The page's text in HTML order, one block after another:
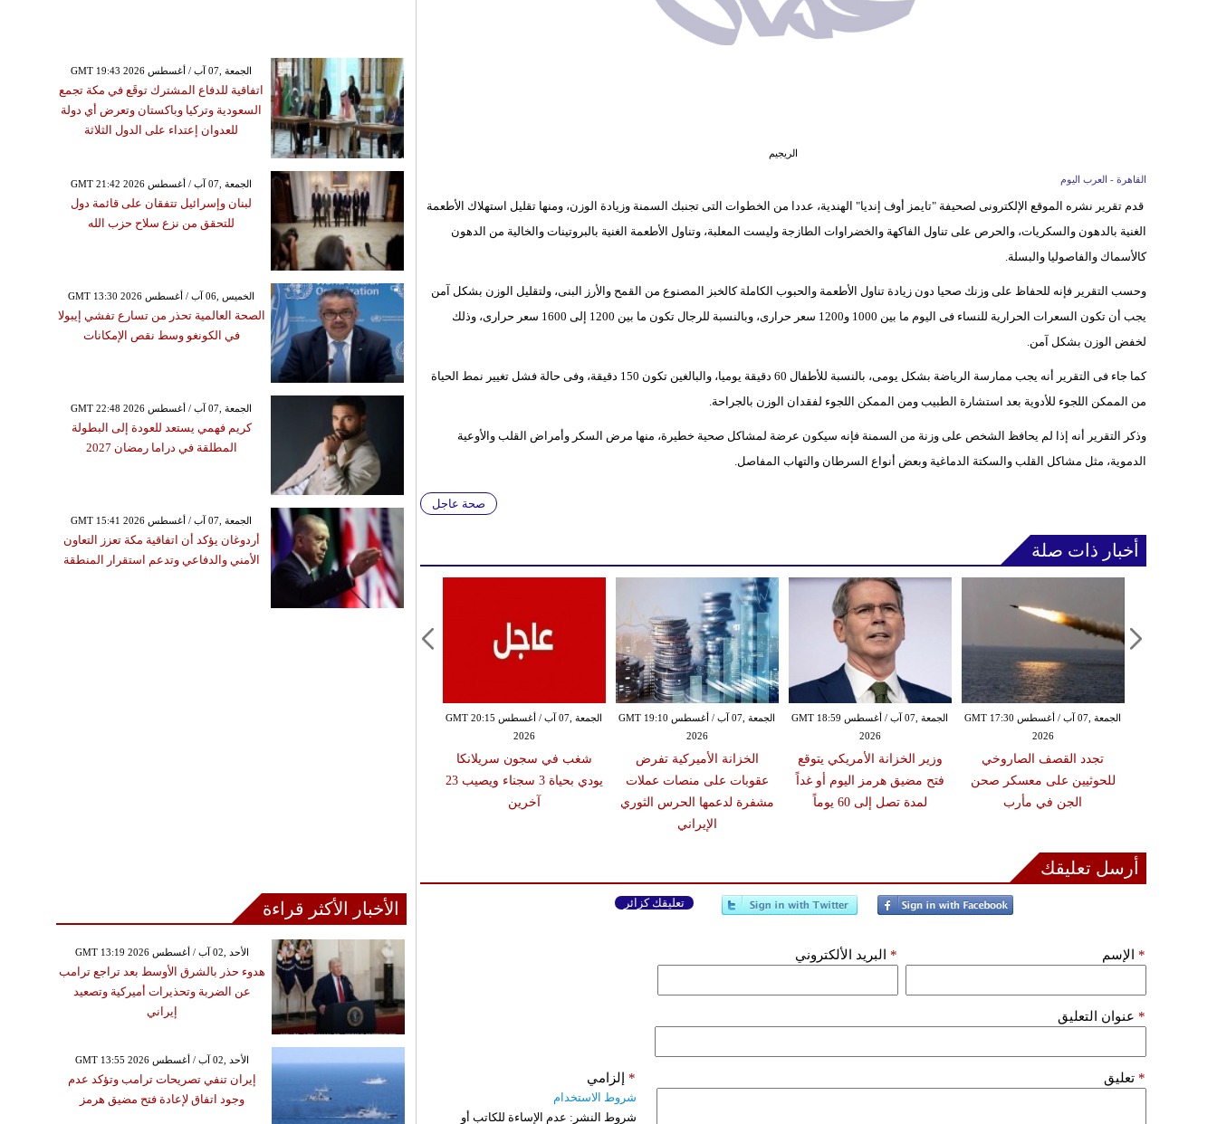
الريجيم
القاهرة - العرب اليوم
قدم تقرير نشره الموقع الإلكترونى لصحيفة "تايمز أوف إنديا" الهندية، عددا من الخطوات التى تجنبك السمنة وزيادة الوزن، ومنها تقليل استهلاك الأطعمة
الغنية بالدهون والسكريات، والحرص على تناول الفاكهة والخضراوات الطازجة وليست المعلبة، وتناول الأطعمة الغنية بالبروتينات والخالية من الدهون
كالأسماك والفاصوليا والبسلة.
وحسب التقرير فإنه للحفاظ على وزنك صحيا دون زيادة تناول الأطعمة والحبوب الكاملة كالخبز المصنوع من القمح والأرز البنى، ولتقليل الوزن بشكل آمن
يجب أن تكون السعرات الحرارية للنساء فى اليوم ما بين 1000 و1200 سعر حرارى، وبالنسبة للرجال تكون ما بين 1200 إلى 1600 سعر حرارى، وذلك
لخفض الوزن بشكل آمن.
كما جاء فى التقرير أنه يجب ممارسة الرياضة بشكل يومى، بالنسبة للأطفال 60 دقيقة يوميا، والبالغين تكون 150 دقيقة، وفى حالة فشل تغيير نمط الحياة
من الممكن اللجوء للأدوية بعد استشارة الطبيب ومن الممكن اللجوء لفقدان الوزن بالجراحة.
وذكر التقرير أنه إذا لم يحافظ الشخص على وزنة من السمنة فإنه سيكون عرضة لمشاكل صحية خطيرة، منها مرض السكر وأمراض القلب والأوعية
الدموية، مثل مشاكل القلب والسكتة الدماغية وبعض أنواع السرطان والتهاب المفاصل.
صحة عاجل
أخبار ذات صلة
الجمعة ,07 آب / أغسطس GMT 20:15
2026
شغب في سجون سريلانكا
يودي بحياة 3 سجناء ويصيب 23
آخرين
الجمعة ,07 آب / أغسطس GMT 19:10
2026
الخزانة الأميركية تفرض
عقوبات على منصات عملات
مشفرة لدعمها الحرس الثوري
الإيراني
الجمعة ,07 آب / أغسطس GMT 18:59
2026
وزير الخزانة الأمريكي يتوقع
فتح مضيق هرمز اليوم أو غداً
لمدة تصل إلى 60 يوماً
الجمعة ,07 آب / أغسطس GMT 17:30
2026
تجدد القصف الصاروخي
للحوثيين على معسكر صحن
الجن في مأرب
أرسل تعليقك
تعليقك كزائر
الإسم * البريد الألكتروني *
عنوان التعليق *
تعليق * إلزامي *
شروط الاستخدام
شروط النشر: عدم الإساءة للكاتب أو
GMT 19:43 2026 الجمعة ,07 آب / أغسطس
اتفاقية للدفاع المشترك توقَع في مكة تجمع
السعودية وتركيا وباكستان وتعرض أي دولة
للعدوان إعتداء على الدول الثلاثة
GMT 21:42 2026 الجمعة ,07 آب / أغسطس
لبنان وإسرائيل تتفقان على قائمة دول
للتحقق من نزع سلاح حزب الله
GMT 13:30 2026 الخميس ,06 آب / أغسطس
الصحة العالمية تحذر من تسارع تفشي إيبولا
في الكونغو وسط نقص الإمكانات
GMT 22:48 2026 الجمعة ,07 آب / أغسطس
كريم فهمي يستعد للعودة إلى البطولة
المطلقة في دراما رمضان 2027
GMT 15:41 2026 الجمعة ,07 آب / أغسطس
أردوغان يؤكد أن اتفاقية مكة تعزز التعاون
الأمني والدفاعي وتدعم استقرار المنطقة
الأخبار الأكثر قراءة
GMT 13:19 2026 الأحد ,02 آب / أغسطس
هدوء حذر بالشرق الأوسط بعد تراجع ترامب
عن الضربة وتحذيرات أميركية وتصعيد
إيراني
GMT 13:55 2026 الأحد ,02 آب / أغسطس
إيران تنفي تصريحات ترامب وتؤكد عدم
وجود اتفاق لإعادة فتح مضيق هرمز